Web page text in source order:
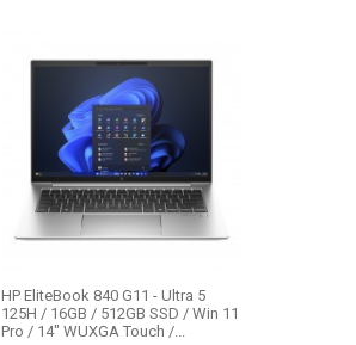
HP EliteBook 840 G11 - Ultra 5
125H / 16GB / 512GB SSD / Win 11
Pro / 14" WUXGA Touch /...